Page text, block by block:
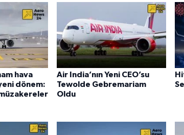
hava
dönem:
Air India’nın Yeni CEO’su
Tewolde Gebremariam
Oldu